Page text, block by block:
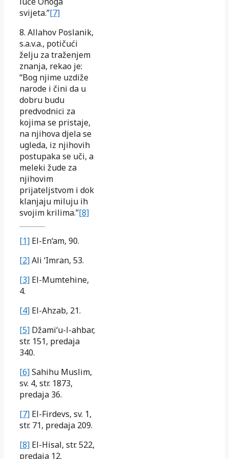
svijeta.”[7]
8. Allahov Poslanik,
s.a.v.a., potičući
želju za traženjem
znanja, rekao je:
“Bog njime uzdiže
narode i čini da u
dobru budu
predvodnici za
kojima se pristaje,
na njihova djela se
ugleda, iz njihovih
postupaka se uči, a
meleki žude za
njihovim
prijateljstvom i dok
klanjaju miluju ih
svojim krilima.”[8]
[1] El-En‘am, 90.
[2]Ali ‘Imran, 53.
[3] El-Mumtehine,
4.
[4] El-Ahzab, 21.
[5] Džami‘u-l-ahbar,
str. 151, predaja
340.
[6]Sahihu Muslim,
sv. 4, str. 1873,
predaja 36.
[7] El-Firdevs, sv. 1,
str. 71, predaja 209.
[8] El-Hisal, str. 522,
predaja 12.